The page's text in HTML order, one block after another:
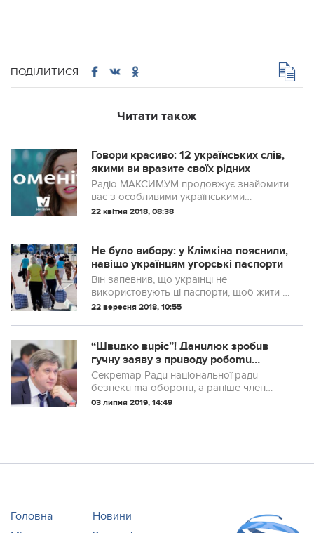
ПОДІЛИТИСЯ
Читати також
Говори красиво: 12 українських слів,
якими ви вразите своїх рідних
Радіо МАКСИМУМ продовжує знайомити
вас з особливими українськими
словами, якими можна замінити суржик у
колоритною мовою!
22 квітня 2018, 08:38
Не було вибору: у Клімкіна пояснили,
навіщо українцям угорські паспорти
Він запевнив, що українці не
використовують ці паспорти, щоб жити в
Угорщині
22 вересня 2018, 10:55
“Швuдко вuріс”! Данuлюк зробuв
гучну заяву з прuводу робоmu
Зеленського!
Секреmар Радu національної радu
безпекu mа оборонu, а раніше член
передвuборчої Зекомандu Олександр
Володuмuр Зеленськuй “дуже вuріс” як
03 липня 2019, 14:49
Головна
Новини